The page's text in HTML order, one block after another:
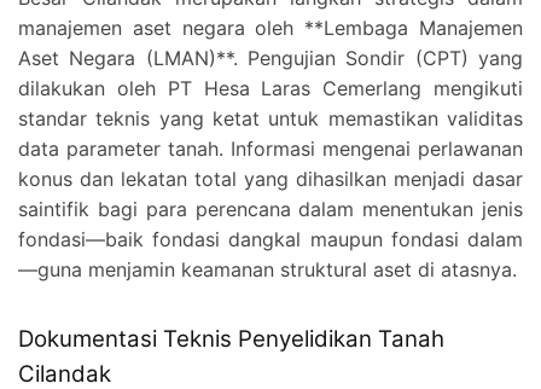
manajemen aset negara oleh **Lembaga Manajemen
Aset Negara (LMAN)**. Pengujian Sondir (CPT) yang
dilakukan oleh PT Hesa Laras Cemerlang mengikuti
standar teknis yang ketat untuk memastikan validitas
data parameter tanah. Informasi mengenai perlawanan
konus dan lekatan total yang dihasilkan menjadi dasar
saintifik bagi para perencana dalam menentukan jenis
fondasi—baik fondasi dangkal maupun fondasi dalam
—guna menjamin keamanan struktural aset di atasnya.
Dokumentasi Teknis Penyelidikan Tanah
Cilandak